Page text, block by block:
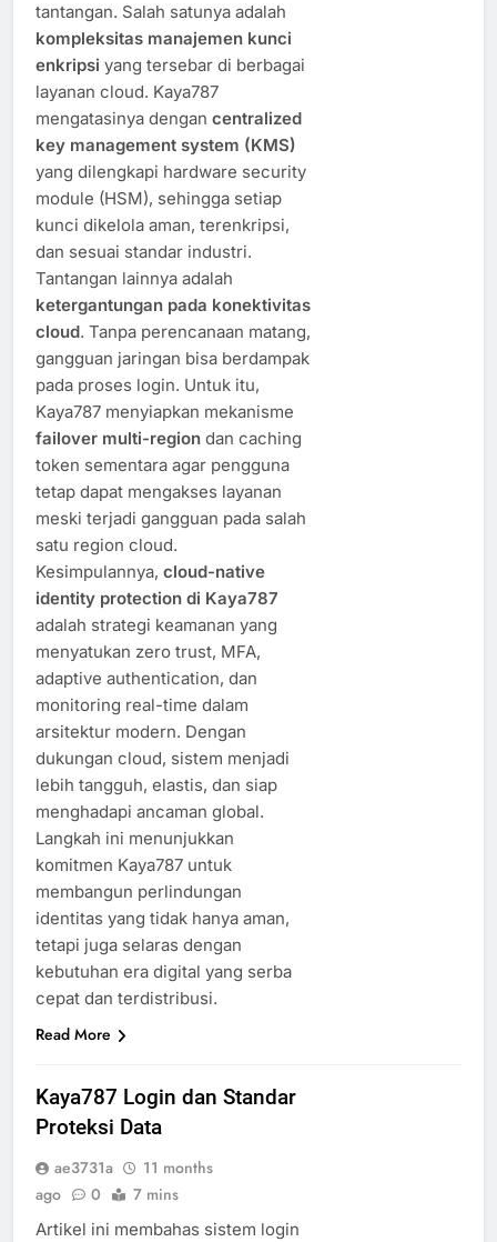
tantangan. Salah satunya adalah
kompleksitas manajemen kunci
enkripsi yang tersebar di berbagai
layanan cloud. Kaya787
mengatasinya dengan centralized
key management system (KMS)
yang dilengkapi hardware security
module (HSM), sehingga setiap
kunci dikelola aman, terenkripsi,
dan sesuai standar industri.
Tantangan lainnya adalah
ketergantungan pada konektivitas
cloud. Tanpa perencanaan matang,
gangguan jaringan bisa berdampak
pada proses login. Untuk itu,
Kaya787 menyiapkan mekanisme
failover multi-region dan caching
token sementara agar pengguna
tetap dapat mengakses layanan
meski terjadi gangguan pada salah
satu region cloud.
Kesimpulannya, cloud-native
identity protection di Kaya787
adalah strategi keamanan yang
menyatukan zero trust, MFA,
adaptive authentication, dan
monitoring real-time dalam
arsitektur modern. Dengan
dukungan cloud, sistem menjadi
lebih tangguh, elastis, dan siap
menghadapi ancaman global.
Langkah ini menunjukkan
komitmen Kaya787 untuk
membangun perlindungan
identitas yang tidak hanya aman,
tetapi juga selaras dengan
kebutuhan era digital yang serba
cepat dan terdistribusi.
Read More
Kaya787 Login dan Standar
Proteksi Data
ae3731a
11 months
ago
0 7 mins
Artikel ini membahas sistem login